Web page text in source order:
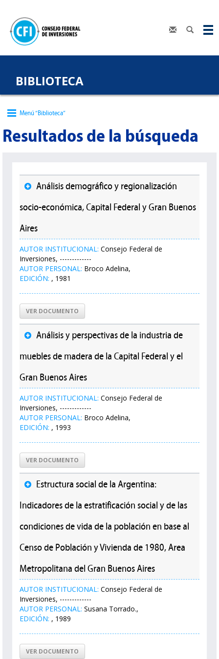
BIBLIOTECA
Menú “Biblioteca”
Resultados de la búsqueda
Análisis demográfico y regionalización
socio-económica, Capital Federal y Gran Buenos
Aires
AUTOR INSTITUCIONAL: Consejo Federal de
Inversiones, -------------
AUTOR PERSONAL: Broco Adelina,
EDICIÓN: , 1981
VER DOCUMENTO
Análisis y perspectivas de la industria de
muebles de madera de la Capital Federal y el
Gran Buenos Aires
AUTOR INSTITUCIONAL: Consejo Federal de
Inversiones, -------------
AUTOR PERSONAL: Broco Adelina,
EDICIÓN: , 1993
VER DOCUMENTO
Estructura social de la Argentina:
Indicadores de la estratificación social y de las
condiciones de vida de la población en base al
Censo de Población y Vivienda de 1980, Area
Metropolitana del Gran Buenos Aires
AUTOR INSTITUCIONAL: Consejo Federal de
Inversiones, -------------
AUTOR PERSONAL: Susana Torrado.,
EDICIÓN: , 1989
VER DOCUMENTO